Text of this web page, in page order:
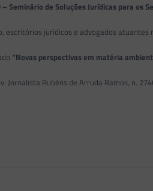
– Seminário de Soluções Jurídicas para os
escritórios jurídicos e advogados
“Novas perspectivas em matéria
Rubéns de Arruda Ramos, n.